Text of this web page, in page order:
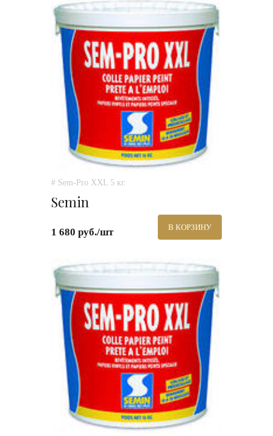
# Sem-Pro XXL 5 кг.
Semin
1 680 руб./шт В КОРЗИНУ